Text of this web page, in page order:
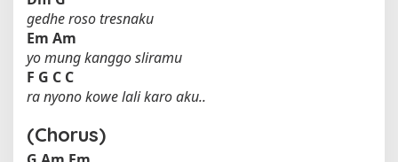
gedhe roso tresnaku
Em Am
yo mung kanggo sliramu
F G C C
ra nyono kowe lali karo aku..
(Chorus)